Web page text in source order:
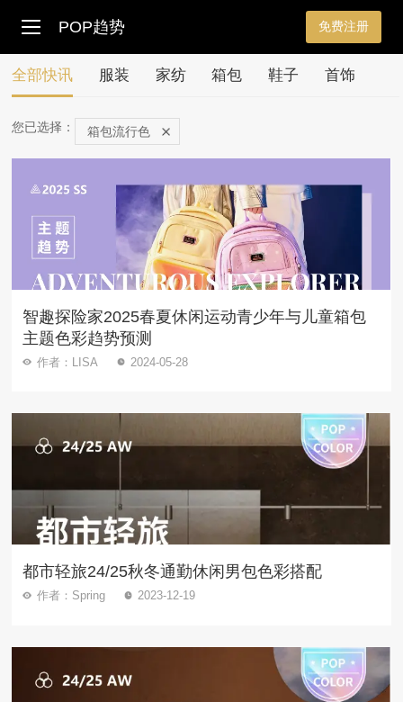
POP趋势 免费注册
全部快讯 服装 家纺 箱包 鞋子 首饰
您已选择： 箱包流行色
智趣探险家2025春夏休闲运动青少年与儿童箱包
主题色彩趋势预测
作者：LISA 2024-05-28
都市轻旅24/25秋冬通勤休闲男包色彩搭配
作者：Spring 2023-12-19